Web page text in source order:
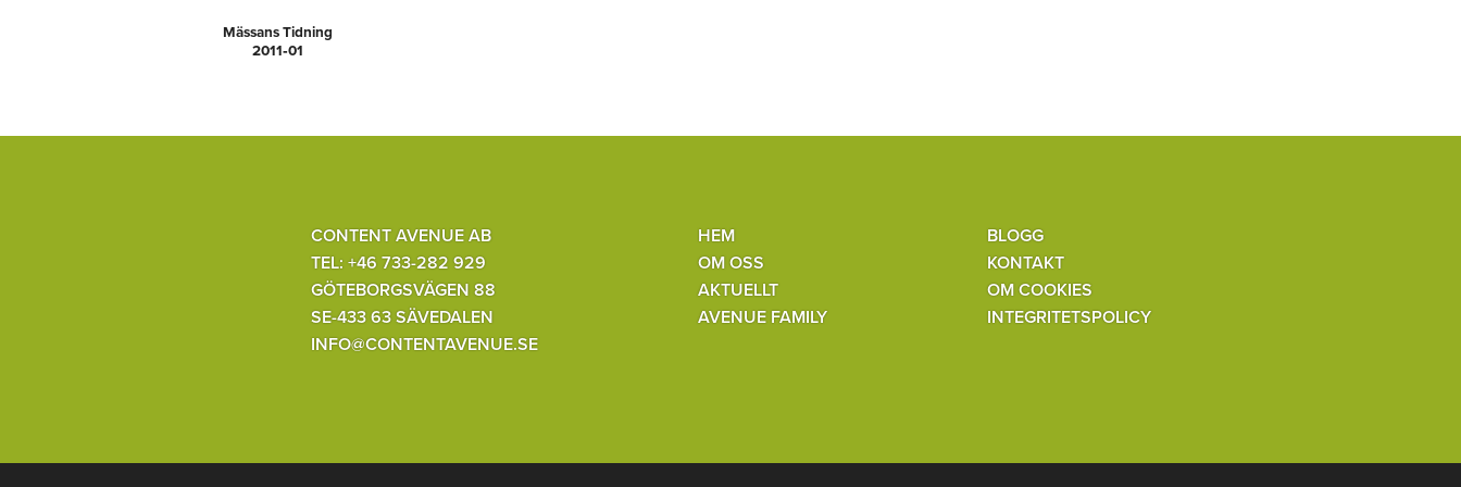
Mässans Tidning
2011‑01
CONTENT AVENUE AB
TEL: +46 733-282 929
GÖTEBORGSVÄGEN 88
SE-433 63 SÄVEDALEN
INFO@CONTENTAVENUE.SE
HEM
OM OSS
AKTUELLT
AVENUE FAMILY
BLOGG
KONTAKT
OM COOKIES
INTEGRITETSPOLICY